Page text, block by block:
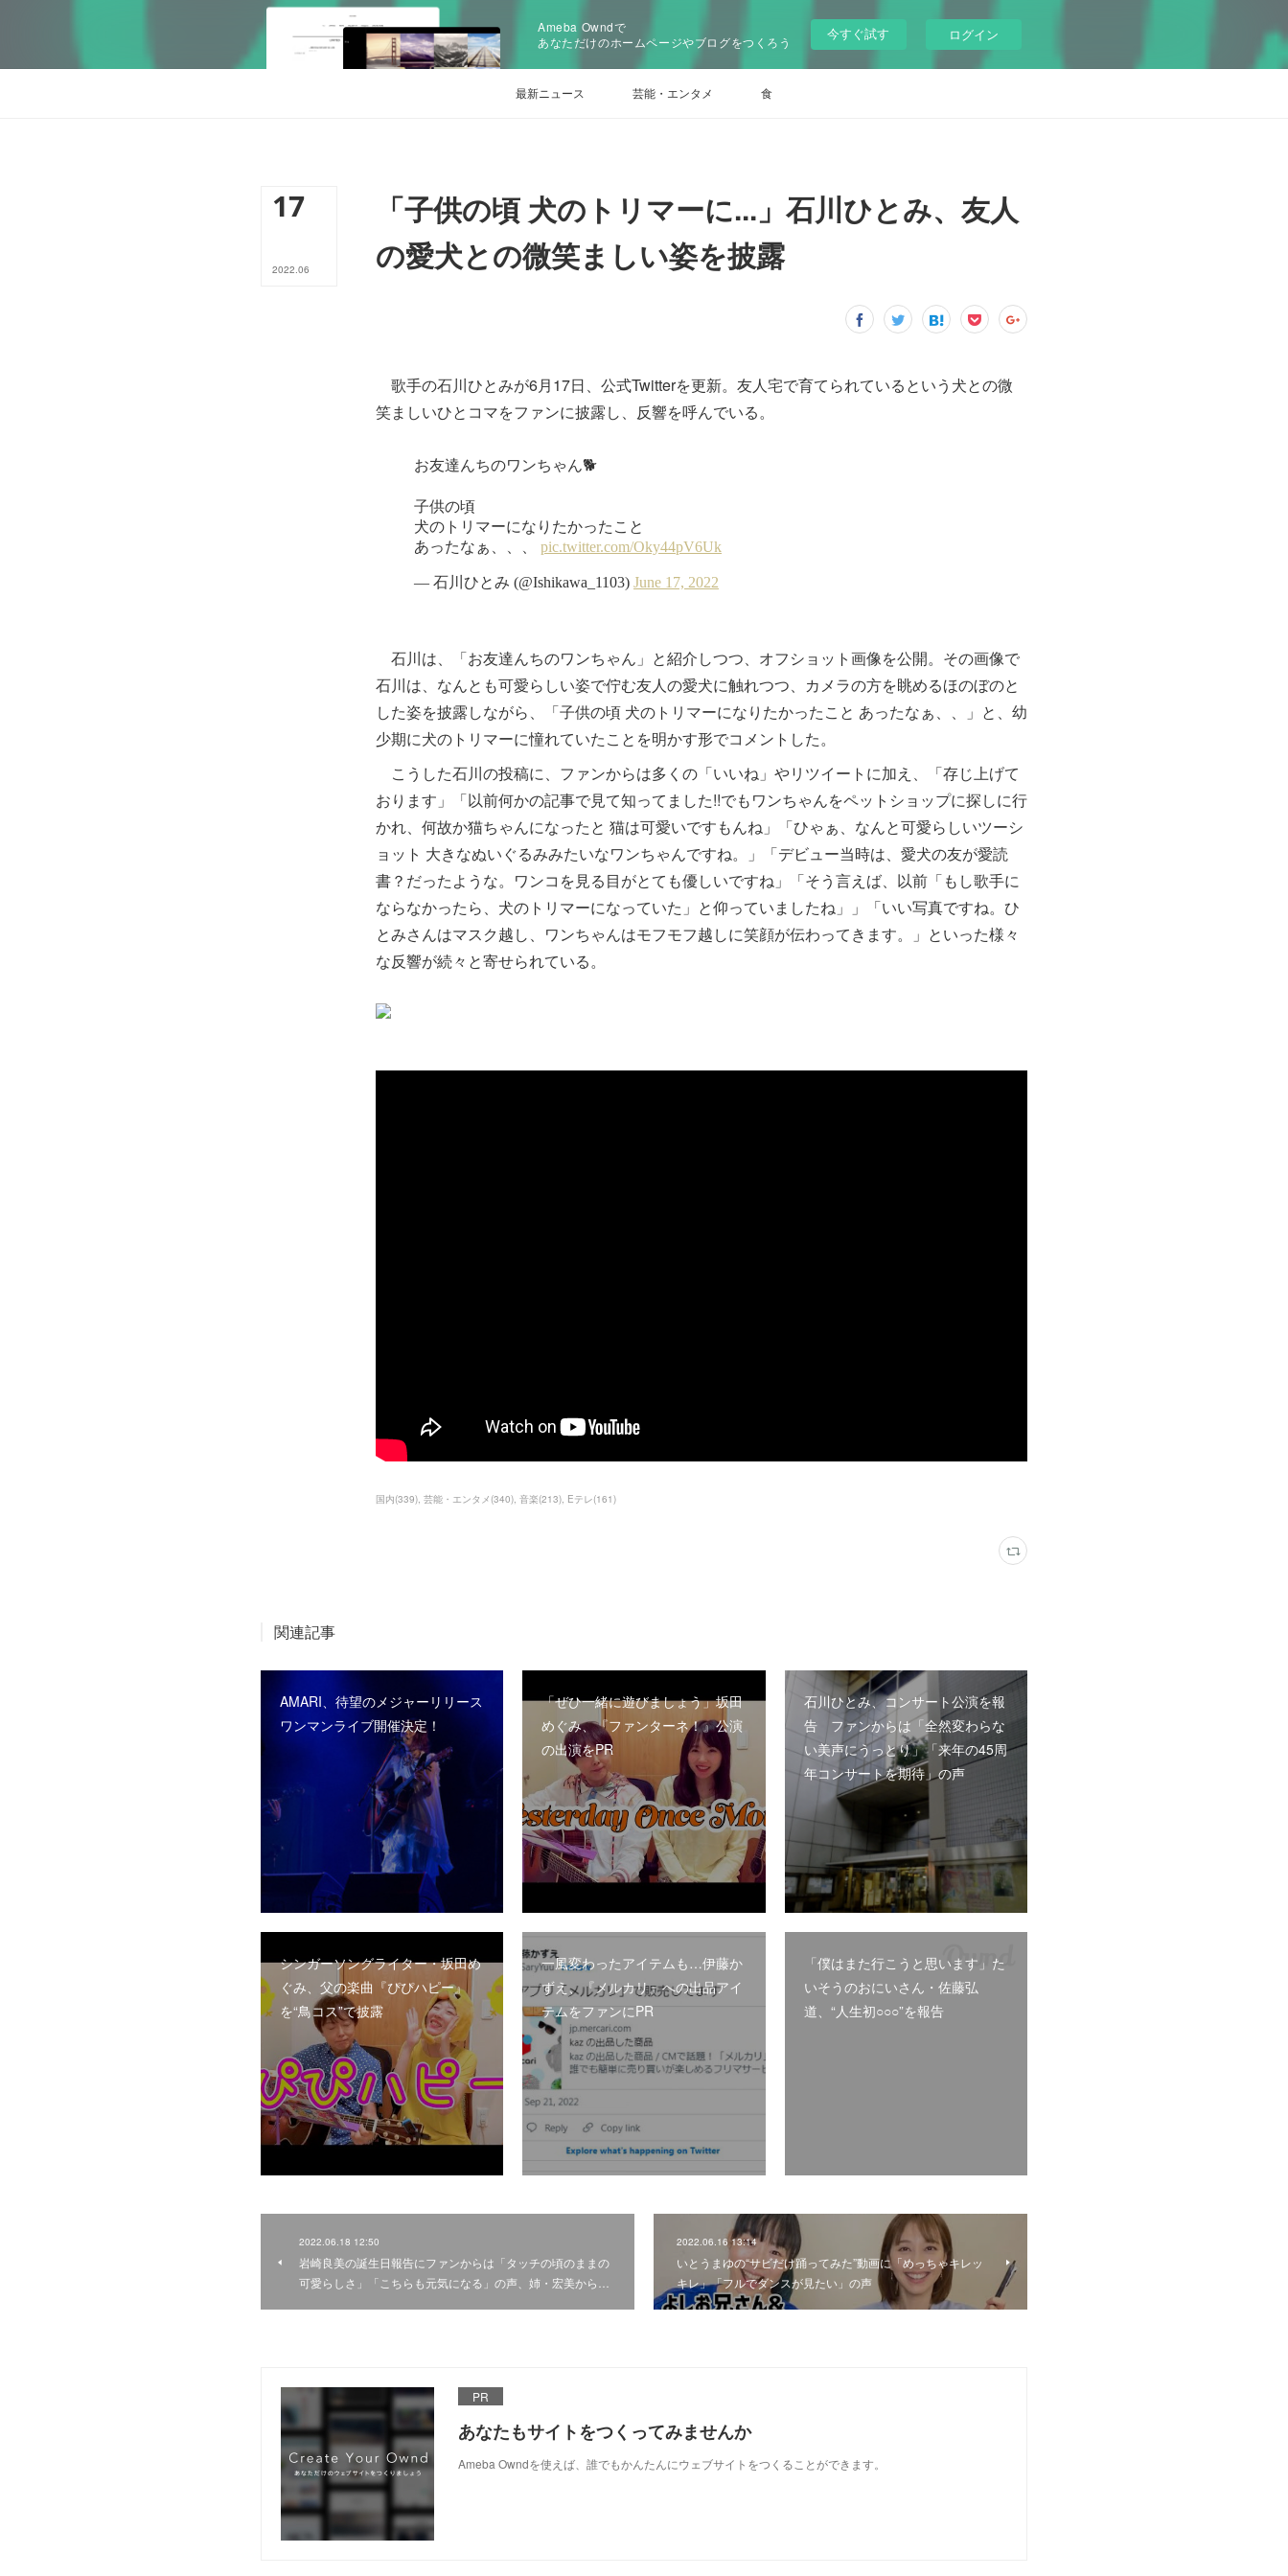
Ameba Owndで
あなただけのホームページやブログをつくろう
今すぐ試す ログイン
最新ニュース 芸能・エンタメ 食
17
2022.06
「子供の頃 犬のトリマーに...」石川ひとみ、友人
の愛犬との微笑ましい姿を披露
歌手の石川ひとみが6月17日、公式Twitterを更新。友人宅で育てられているという犬との微
笑ましいひとコマをファンに披露し、反響を呼んでいる。
石川は、「お友達んちのワンちゃん」と紹介しつつ、オフショット画像を公開。その画像で
石川は、なんとも可愛らしい姿で佇む友人の愛犬に触れつつ、カメラの方を眺めるほのぼのと
した姿を披露しながら、「子供の頃 犬のトリマーになりたかったこと あったなぁ、、」と、幼
少期に犬のトリマーに憧れていたことを明かす形でコメントした。
こうした石川の投稿に、ファンからは多くの「いいね」やリツイートに加え、「存じ上げて
おります」「以前何かの記事で見て知ってました!!でもワンちゃんをペットショップに探しに行
かれ、何故か猫ちゃんになったと 猫は可愛いですもんね」「ひゃぁ、なんと可愛らしいツーシ
ョット 大きなぬいぐるみみたいなワンちゃんですね。」「デビュー当時は、愛犬の友が愛読
書？だったような。ワンコを見る目がとても優しいですね」「そう言えば、以前「もし歌手に
ならなかったら、犬のトリマーになっていた」と仰っていましたね」」「いい写真ですね。ひ
とみさんはマスク越し、ワンちゃんはモフモフ越しに笑顔が伝わってきます。」といった様々
な反響が続々と寄せられている。
国内(339) 芸能・エンタメ (340) 音楽(213) Eテレ(161)
関連記事
AMARI、待望のメジャーリリース
ワンマンライブ開催決定！
「ぜひ一緒に遊びましょう」坂田
めぐみ、『ファンターネ！』公演
の出演をPR
石川ひとみ、コンサート公演を報
告 ファンからは「全然変わらな
い美声にうっとり」「来年の45周
年コンサートを期待」の声
シンガーソングライター・坂田め
ぐみ、父の楽曲『ぴぴハピー』
を“鳥コス”で披露
一風変わったアイテムも…伊藤か
ずえ、『メルカリ』への出品アイ
テムをファンにPR
「僕はまた行こうと思います」た
いそうのおにいさん・佐藤弘
道、“人生初○○○”を報告
2022.06.18 12:50
岩崎良美の誕生日報告にファンからは「タッチの頃のままの
可愛らしさ」「こちらも元気になる」の声、姉・宏美から…
2022.06.16 13:14
いとうまゆの“サビだけ踊ってみた”動画に「めっちゃキレッ
キレ」「フルでダンスが見たい」の声
PR
あなたもサイトをつくってみませんか
Ameba Owndを使えば、誰でもかんたんにウェブサイトをつくることができます。